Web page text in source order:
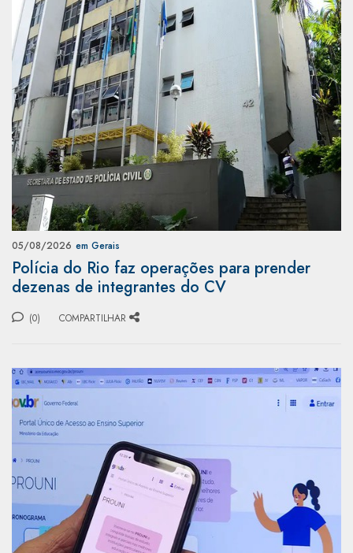
05/08/2026 em Gerais
Polícia do Rio faz operações para prender
dezenas de integrantes do CV
(0) COMPARTILHAR